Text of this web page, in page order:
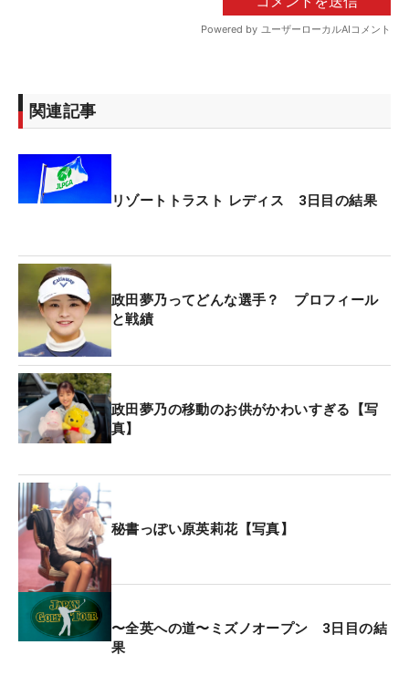
関連記事
リゾートトラスト レディス 3日目の結果
政田夢乃ってどんな選手？ プロフィール
と戦績
政田夢乃の移動のお供がかわいすぎる【写
真】
秘書っぽい原英莉花【写真】
〜全英への道〜ミズノオープン 3日目の結
果